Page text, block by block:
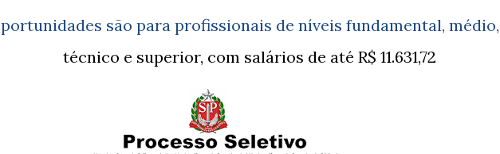
portunidades são para profissionais de níveis fundamental, médio,
técnico e superior, com salários de até R$ 11.631,72